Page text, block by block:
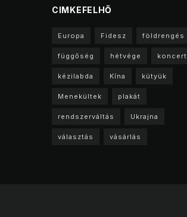
CIMKEFELHŐ
Europa Fidesz földrengés
függőség hétvége koncert
kézilabda Kína kütyük
Menekültek plakát
rendszerváltás Ukrajna
választás vásárlás